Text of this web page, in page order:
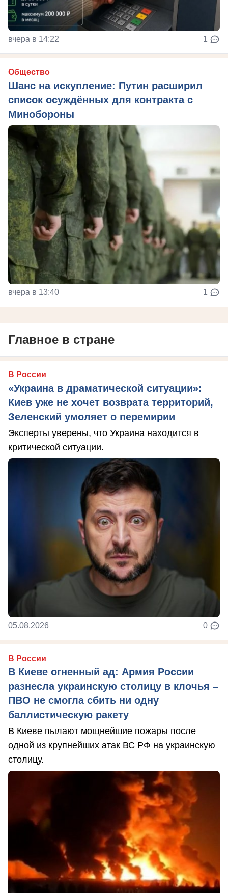
вчера в 14:22 1
Общество
Шанс на искупление: Путин расширил
список осуждённых для контракта с
Минобороны
вчера в 13:40 1
Главное в стране
В России
«Украина в драматической ситуации»:
Киев уже не хочет возврата территорий,
Зеленский умоляет о перемирии
Эксперты уверены, что Украина находится в
критической ситуации.
05.08.2026 0
В России
В Киеве огненный ад: Армия России
разнесла украинскую столицу в клочья –
ПВО не смогла сбить ни одну
баллистическую ракету
В Киеве пылают мощнейшие пожары после
одной из крупнейших атак ВС РФ на украинскую
столицу.